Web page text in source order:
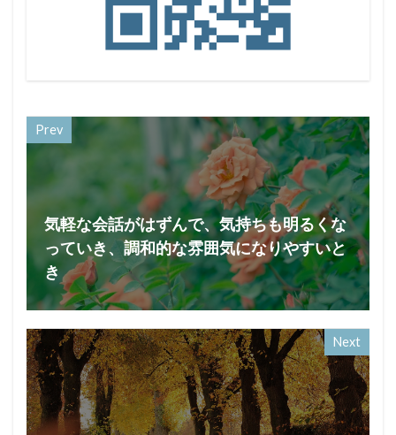
Prev
気軽な会話がはずんで、気持ちも明るくな
っていき、調和的な雰囲気になりやすいと
き
Next